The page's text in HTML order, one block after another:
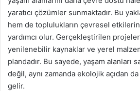
yaratıcı çözümler sunmaktadır. Bu
hem de toplulukların çevresel
yardımcı olur. Gerçekleştirilen
yenilenebilir kaynaklar ve yerel
plandadır. Bu sayede, yaşam alanları
değil, aynı zamanda ekolojik açıdan
gelir.